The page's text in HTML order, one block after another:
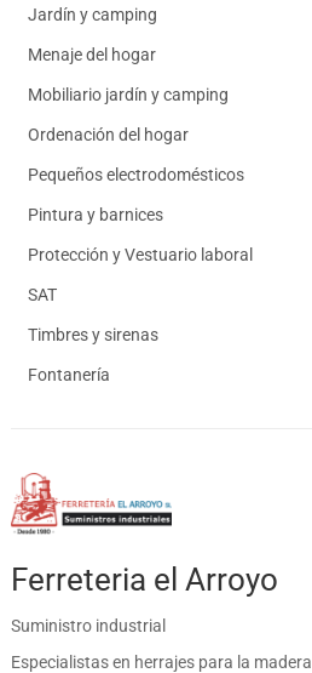
Jardín y camping
Menaje del hogar
Mobiliario jardín y camping
Ordenación del hogar
Pequeños electrodomésticos
Pintura y barnices
Protección y Vestuario laboral
SAT
Timbres y sirenas
Fontanería
Ferreteria el Arroyo
Suministro industrial
Especialistas en herrajes para la madera